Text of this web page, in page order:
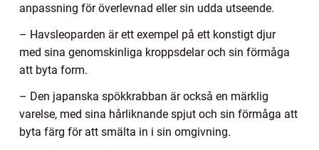
anpassning för överlevnad eller sin udda utseende.
– Havsleoparden är ett exempel på ett konstigt djur
med sina genomskinliga kroppsdelar och sin förmåga
att byta form.
– Den japanska spökkrabban är också en märklig
varelse, med sina hårliknande spjut och sin förmåga att
byta färg för att smälta in i sin omgivning.